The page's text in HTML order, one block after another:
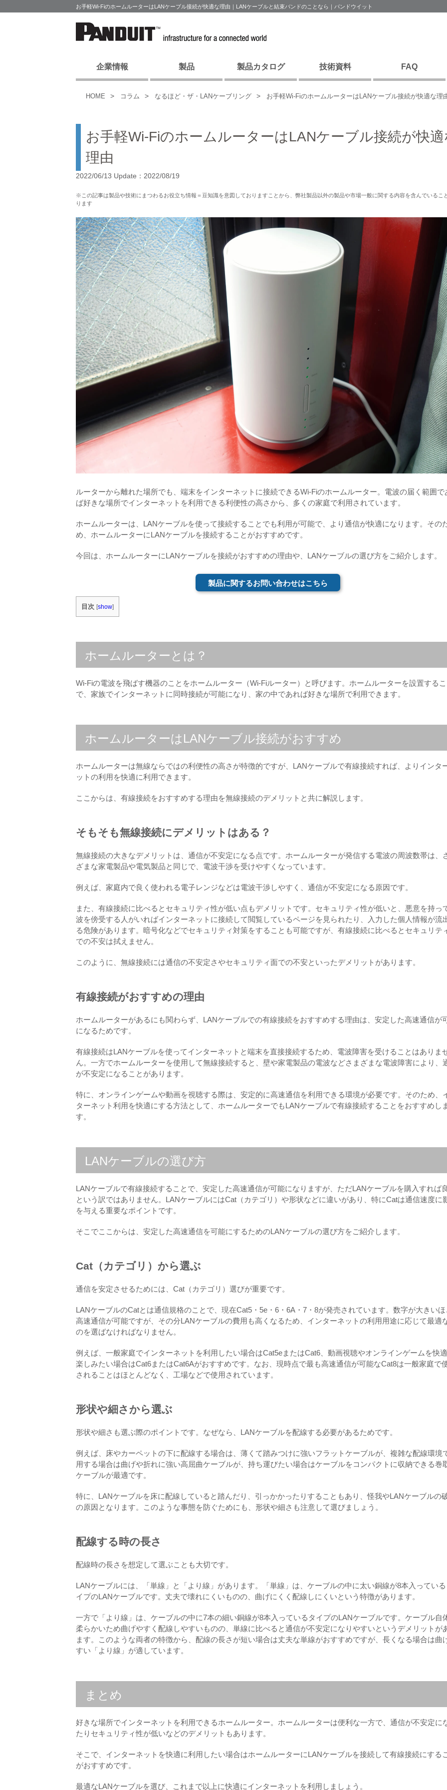
お手軽Wi-FiのホームルーターはLANケーブル接続が快適な理由｜LANケーブルと結束バンドのことなら｜パンドウイット
企業情報 製品 製品カタログ 技術資料 FAQ
HOME コラム なるほど・ザ・LANケーブリング お手軽Wi-FiのホームルーターはLANケーブル接続が快適な理
お手軽Wi-FiのホームルーターはLANケーブル接続が快
理由
2022/06/13 Update：2022/08/19
※この記事は製品や技術にまつわるお役立ち情報＝豆知識を意図しておりますことから、弊社製品以外の製品や市場一般に関する内容を含んでいるこ
ります
ルーターから離れた場所でも、端末をインターネットに接続できるWi-Fiのホームルーター。電波の届く範囲で
ば好きな場所でインターネットを利用できる利便性の高さから、多くの家庭で利用されています。
ホームルーターは、LANケーブルを使って接続することでも利用が可能で、より通信が快適になります。その
め、ホームルーターにLANケーブルを接続することがおすすめです。
今回は、ホームルーターにLANケーブルを接続がおすすめの理由や、LANケーブルの選び方をご紹介します。
製品に関するお問い合わせはこちら
目次 [show]
ホームルーターとは？
Wi-Fiの電波を飛ばす機器のことをホームルーター（Wi-Fiルーター）と呼びます。ホームルーターを設置する
で、家族でインターネットに同時接続が可能になり、家の中であれば好きな場所で利用できます。
ホームルーターはLANケーブル接続がおすすめ
ホームルーターは無線ならではの利便性の高さが特徴的ですが、LANケーブルで有線接続すれば、よりインタ
ットの利用を快適に利用できます。
ここからは、有線接続をおすすめする理由を無線接続のデメリットと共に解説します。
そもそも無線接続にデメリットはある？
無線接続の大きなデメリットは、通信が不安定になる点です。ホームルーターが発信する電波の周波数帯は、
ざまな家電製品や電気製品と同じで、電波干渉を受けやすくなっています。
例えば、家庭内で良く使われる電子レンジなどは電波干渉しやすく、通信が不安定になる原因です。
また、有線接続に比べるとセキュリティ性が低い点もデメリットです。セキュリティ性が低いと、悪意を持っ
波を傍受する人がいればインターネットに接続して閲覧しているページを見られたり、入力した個人情報が流
る危険があります。暗号化などでセキュリティ対策をすることも可能ですが、有線接続に比べるとセキュリテ
での不安は拭えません。
このように、無線接続には通信の不安定さやセキュリティ面での不安といったデメリットがあります。
有線接続がおすすめの理由
ホームルーターがあるにも関わらず、LANケーブルでの有線接続をおすすめする理由は、安定した高速通信が
になるためです。
有線接続はLANケーブルを使ってインターネットと端末を直接接続するため、電波障害を受けることはありま
ん。一方でホームルーターを使用して無線接続すると、壁や家電製品の電波などさまざまな電波障害により、
が不安定になることがあります。
特に、オンラインゲームや動画を視聴する際は、安定的に高速通信を利用できる環境が必要です。そのため、
ターネット利用を快適にする方法として、ホームルーターでもLANケーブルで有線接続することをおすすめし
す。
LANケーブルの選び方
LANケーブルで有線接続することで、安定した高速通信が可能になりますが、ただLANケーブルを購入すれば
という訳ではありません。LANケーブルにはCat（カテゴリ）や形状などに違いがあり、特にCatは通信速度に
を与える重要なポイントです。
そこでここからは、安定した高速通信を可能にするためのLANケーブルの選び方をご紹介します。
Cat（カテゴリ）から選ぶ
通信を安定させるためには、Cat（カテゴリ）選びが重要です。
LANケーブルのCatとは通信規格のことで、現在Cat5・5e・6・6A・7・8が発売されています。数字が大きいほ
高速通信が可能ですが、その分LANケーブルの費用も高くなるため、インターネットの利用用途に応じて最適
のを選ばなければなりません。
例えば、一般家庭でインターネットを利用したい場合はCat5eまたはCat6、動画視聴やオンラインゲームを快
楽しみたい場合はCat6またはCat6Aがおすすめです。なお、現時点で最も高速通信が可能なCat8は一般家庭で
されることはほとんどなく、工場などで使用されています。
形状や細さから選ぶ
形状や細さも選ぶ際のポイントです。なぜなら、LANケーブルを配線する必要があるためです。
例えば、床やカーペットの下に配線する場合は、薄くて踏みつけに強いフラットケーブルが、複雑な配線環境
用する場合は曲げや折れに強い高屈曲ケーブルが、持ち運びたい場合はケーブルをコンパクトに収納できる巻
ケーブルが最適です。
特に、LANケーブルを床に配線していると踏んだり、引っかかったりすることもあり、怪我やLANケーブルの
の原因となります。このような事態を防ぐためにも、形状や細さも注意して選びましょう。
配線する時の長さ
配線時の長さを想定して選ぶことも大切です。
LANケーブルには、「単線」と「より線」があります。「単線」は、ケーブルの中に太い銅線が8本入ってい
イプのLANケーブルです。丈夫で壊れにくいものの、曲げにくく配線しにくいという特徴があります。
一方で「より線」は、ケーブルの中に7本の細い銅線が8本入っているタイプのLANケーブルです。ケーブル自
柔らかいため曲げやすく配線しやすいものの、単線に比べると通信が不安定になりやすいというデメリットが
ます。このような両者の特徴から、配線の長さが短い場合は丈夫な単線がおすすめですが、長くなる場合は曲
すい「より線」が適しています。
まとめ
好きな場所でインターネットを利用できるホームルーター。ホームルーターは便利な一方で、通信が不安定に
たりセキュリティ性が低いなどのデメリットもあります。
そこで、インターネットを快適に利用したい場合はホームルーターにLANケーブルを接続して有線接続にする
がおすすめです。
最適なLANケーブルを選び、これまで以上に快適にインターネットを利用しましょう。